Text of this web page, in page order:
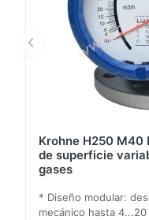
Krohne H250 M40
de superficie
gases
* Diseño modular:
mecánico hasta 4...20